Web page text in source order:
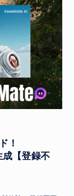
！
【登録不